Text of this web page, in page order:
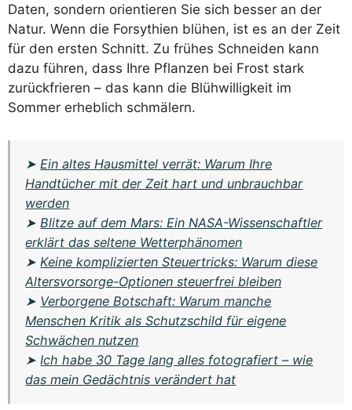
Daten, sondern orientieren Sie sich besser an der
Natur. Wenn die Forsythien blühen, ist es an der Zeit
für den ersten Schnitt. Zu frühes Schneiden kann
dazu führen, dass Ihre Pflanzen bei Frost stark
zurückfrieren – das kann die Blühwilligkeit im
Sommer erheblich schmälern.
➤ Ein altes Hausmittel verrät: Warum Ihre
Handtücher mit der Zeit hart und unbrauchbar
werden
➤ Blitze auf dem Mars: Ein NASA-Wissenschaftler
erklärt das seltene Wetterphänomen
➤ Keine komplizierten Steuertricks: Warum diese
Altersvorsorge-Optionen steuerfrei bleiben
➤ Verborgene Botschaft: Warum manche
Menschen Kritik als Schutzschild für eigene
Schwächen nutzen
➤ Ich habe 30 Tage lang alles fotografiert – wie
das mein Gedächtnis verändert hat